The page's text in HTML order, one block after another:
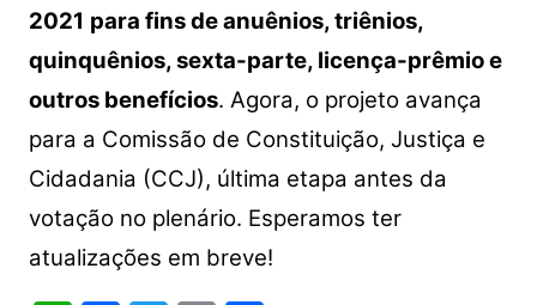
2021 para fins de anuênios, triênios,
quinquênios, sexta-parte, licença-prêmio e
outros benefícios. Agora, o projeto avança
para a Comissão de Constituição, Justiça e
Cidadania (CCJ), última etapa antes da
votação no plenário. Esperamos ter
atualizações em breve!